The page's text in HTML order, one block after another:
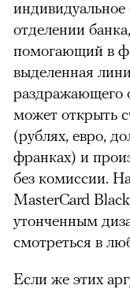
отделении
помогающий в
выделенная
раздражающего
может открыть
(рублях, евро,
франках) и
без комиссии.
MasterCard
утонченным
смотреться в
Если же этих